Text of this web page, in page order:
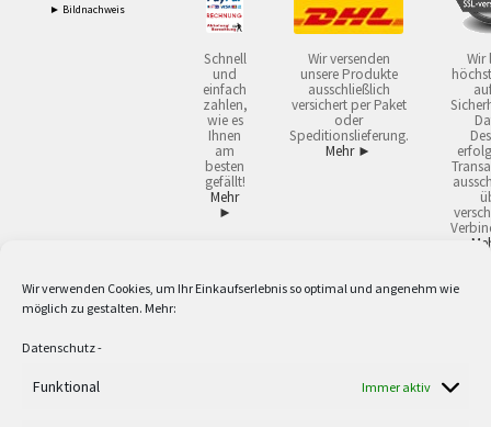
Wir verwenden Cookies, um Ihr Einkaufserlebnis so optimal und angenehm wie
möglich zu gestalten. Mehr:
Datenschutz-
Funktional Immer aktiv
► Bildnachweis
Schnell
und
einfach
zahlen,
wie es
Ihnen
am
besten
gefällt!
Mehr
►
Wir versenden
unsere Produkte
ausschließlich
versichert per Paket
oder
Speditionslieferung.
Mehr ►
Wir
2 Lieferzeiten gelten mit Express-24.
Versandkostenfrei ab 59,90 € Nettowarenwert. Inseln ausgenommen. Unsere
Berufe zur Verwendung in der selbständigen, beruflichen oder gewerblichen